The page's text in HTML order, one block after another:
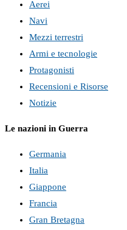
Aerei
Navi
Mezzi terrestri
Armi e tecnologie
Protagonisti
Recensioni e Risorse
Notizie
Le nazioni in Guerra
Germania
Italia
Giappone
Francia
Gran Bretagna